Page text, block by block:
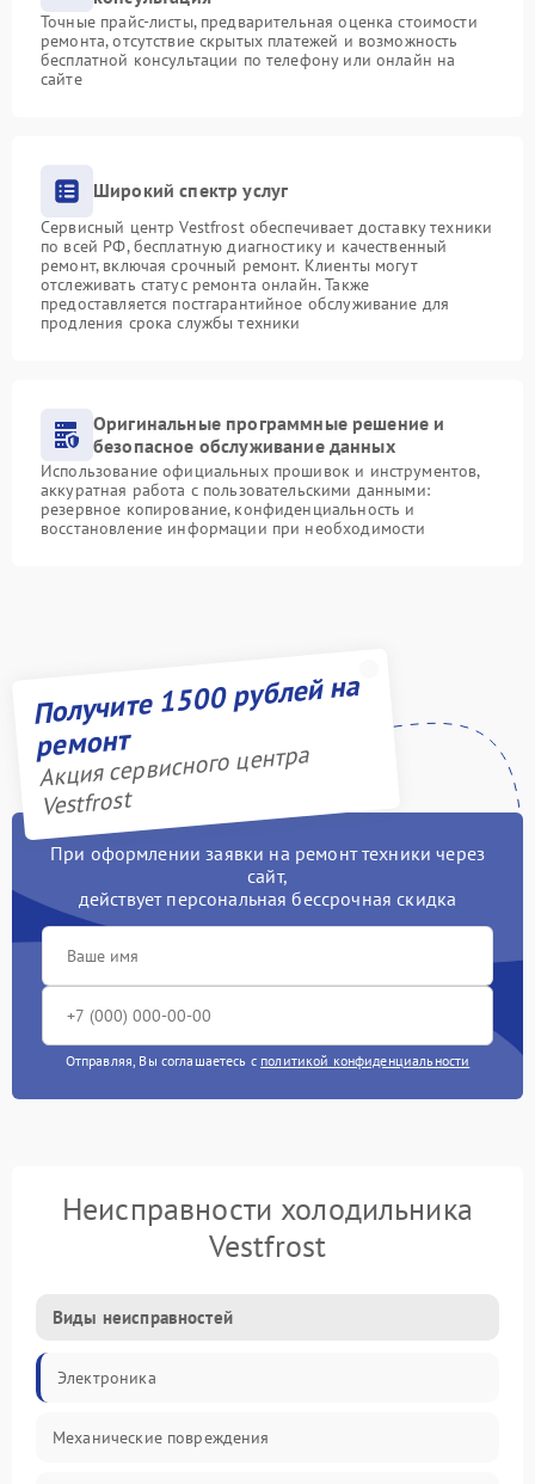
Точные прайс-листы, предварительная оценка стоимости
ремонта, отсутствие скрытых платежей и возможность
бесплатной консультации по телефону или онлайн на
сайте
Широкий спектр услуг
Сервисный центр Vestfrost обеспечивает доставку техники
по всей РФ, бесплатную диагностику и качественный
ремонт, включая срочный ремонт. Клиенты могут
отслеживать статус ремонта онлайн. Также
предоставляется постгарантийное обслуживание для
продления срока службы техники
Оригинальные программные решение и
безопасное обслуживание данных
Использование официальных прошивок и инструментов,
аккуратная работа с пользовательскими данными:
резервное копирование, конфиденциальность и
восстановление информации при необходимости
Получите 1500 рублей на
ремонт
Акция сервисного центра
Vestfrost
При оформлении заявки на ремонт техники через
сайт,
действует персональная бессрочная скидка
Отправляя, Вы соглашаетесь с политикой конфиденциальности
Неисправности холодильника
Vestfrost
Виды неисправностей
Электроника
Механические повреждения